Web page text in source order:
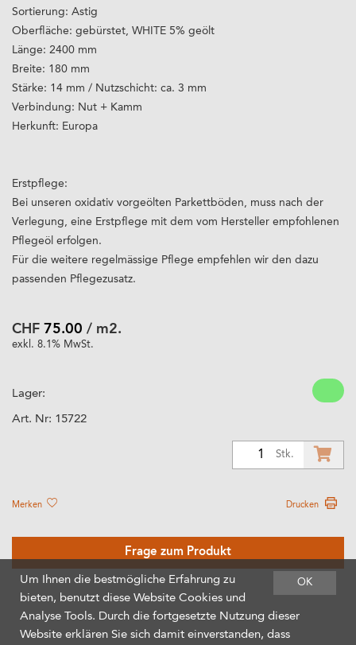
Sortierung: Astig
Oberfläche: gebürstet, WHITE 5% geölt
Länge: 2400 mm
Breite: 180 mm
Stärke: 14 mm / Nutzschicht: ca. 3 mm
Verbindung: Nut + Kamm
Herkunft: Europa
Erstpflege:
Bei unseren oxidativ vorgeölten Parkettböden, muss nach der
Verlegung, eine Erstpflege mit dem vom Hersteller empfohlenen
Pflegeöl erfolgen.
Für die weitere regelmässige Pflege empfehlen wir den dazu
passenden Pflegezusatz.
CHF 75.00 / m2.
exkl. 8.1% MwSt.
Lager:
Art. Nr: 15722
Stk.
Merken Drucken
Frage zum Produkt
OK
Um Ihnen die bestmögliche Erfahrung zu
bieten, benutzt diese Website Cookies und
Analyse Tools. Durch die fortgesetzte Nutzung dieser
Website erklären Sie sich damit einverstanden, dass